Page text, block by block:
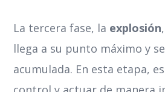
La tercera fase, la explosión
llega a su punto máximo y
acumulada. En esta etapa,